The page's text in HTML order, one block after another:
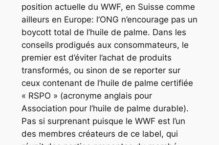
position actuelle du WWF, en Suisse comme
ailleurs en Europe: l’ONG n’encourage pas un
boycott total de l’huile de palme. Dans les
conseils prodigués aux consommateurs, le
premier est d’éviter l’achat de produits
transformés, ou sinon de se reporter sur
ceux contenant de l’huile de palme certifiée
« RSPO » (acronyme anglais pour
Association pour l’huile de palme durable).
Pas si surprenant puisque le WWF est l’un
des membres créateurs de ce label, qui